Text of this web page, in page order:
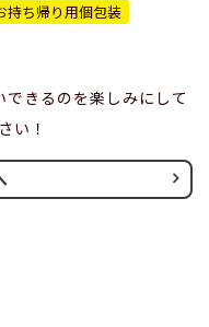
持ち帰り用個包装
きるのを楽しみにして
い！